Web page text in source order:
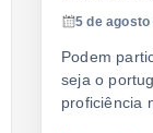
5 de agosto
Podem
seja o
proficiência